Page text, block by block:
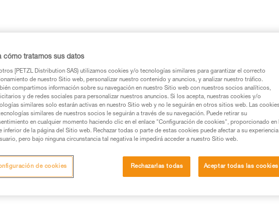
cómo tratamos sus datos
[PETZL Distribution SAS) utilizamos cookies y/o tecnologías similares para garantizar el correcto
de nuestro Sitio web, personalizar nuestro contenido y anuncios, y analizar nuestro tráfico.
compartimos información sobre su navegación en nuestro Sitio web con nuestros socios analíticos,
y de redes sociales para personalizar nuestros anuncios. Si los acepta, nuestras cookies y/o
similares solo estarán activas en nuestro Sitio web y no le seguirán en otros sitios web. Las
similares de nuestros socios le seguirán a través de su navegación. Puede retirar su
en cualquier momento haciendo clic en el enlace "Configuración de cookies", proporcionado en
inferior de la página del Sitio web. Rechazar todas o parte de estas cookies puede afectar a su experiencia
pero bajo ninguna circunstancia tal negativa le impedirá acceder a nuestro Sitio web.
Rechazarlas todas Aceptar todas las cookies
de cookies